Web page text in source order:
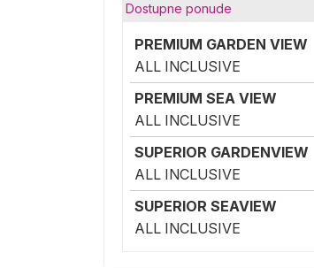
Dostupne ponude
PREMIUM GARDEN VIEW
ALL INCLUSIVE
PREMIUM SEA VIEW
ALL INCLUSIVE
SUPERIOR GARDENVIEW
ALL INCLUSIVE
SUPERIOR SEAVIEW
ALL INCLUSIVE